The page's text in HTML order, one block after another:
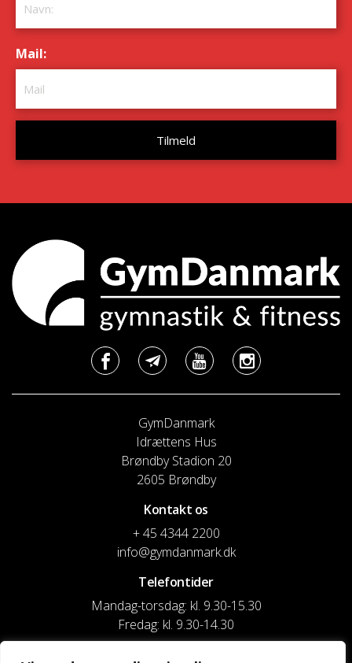
Mail:
GymDanmark
Idrættens Hus
Brøndby Stadion 20
2605 Brøndby
Kontakt os
+ 45 4344 2200
info@gymdanmark.dk
Telefontider
Mandag-torsdag: kl. 9.30-15.30
Fredag: kl. 9.30-14.30